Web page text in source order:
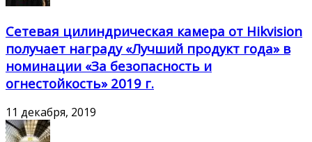
Сетевая цилиндрическая камера от Hikvision
получает награду «Лучший продукт года» в
номинации «За безопасность и
огнестойкость» 2019 г.
11 декабря, 2019